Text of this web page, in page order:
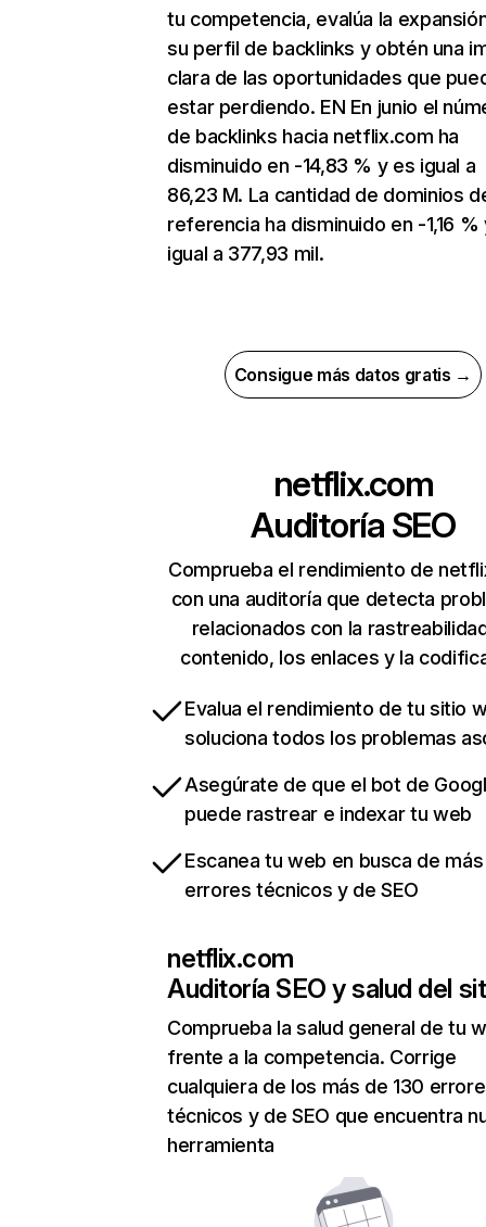
tu competencia, evalúa la
su perfil de backlinks y obtén una
clara de las oportunidades que
estar perdiendo. EN En junio el
de backlinks hacia netflix.com ha
disminuido en -14,83 % y es igual a
86,23 M. La cantidad de dominios
referencia ha disminuido en -1,16 %
igual a 377,93 mil.
Consigue más datos gratis →
netflix.com
Auditoría SEO
Comprueba el rendimiento de
con una auditoría que detecta
relacionados con la
contenido, los enlaces y la
Evalua el rendimiento de tu sitio
soluciona todos los problemas
Asegúrate de que el bot de
puede rastrear e indexar tu web
Escanea tu web en busca de
errores técnicos y de SEO
netflix.com
Auditoría SEO y salud del
Comprueba la salud general de tu
frente a la competencia. Corrige
cualquiera de los más de 130
técnicos y de SEO que encuentra
herramienta